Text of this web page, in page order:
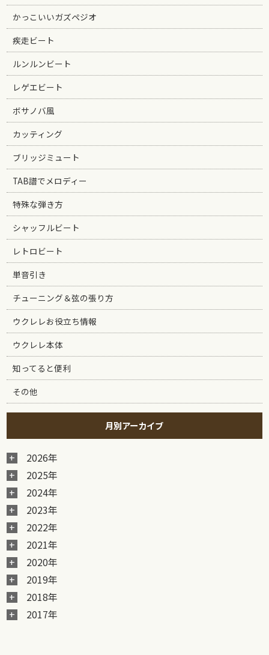
かっこいいガズペジオ
疾走ビート
ルンルンビート
レゲエビート
ボサノバ風
カッティング
ブリッジミュート
TAB譜でメロディー
特殊な弾き方
シャッフルビート
レトロビート
単音引き
チューニング＆弦の張り方
ウクレレお役立ち情報
ウクレレ本体
知ってると便利
その他
月別アーカイブ
2026年
2025年
2024年
2023年
2022年
2021年
2020年
2019年
2018年
2017年